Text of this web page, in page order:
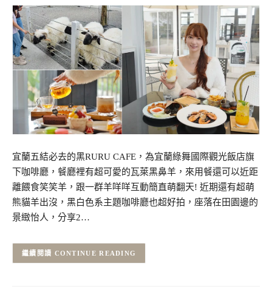
宜蘭五結必去的黑RURU CAFE，為宜蘭綠舞國際觀光飯店旗
下咖啡廳，餐廳裡有超可愛的瓦萊黑鼻羊，來用餐還可以近距
離餵食笑笑羊，跟一群羊咩咩互動簡直萌翻天! 近期還有超萌
熊貓羊出沒，黑白色系主題咖啡廳也超好拍，座落在田園邊的
景緻怡人，分享2…
CONTINUE READING